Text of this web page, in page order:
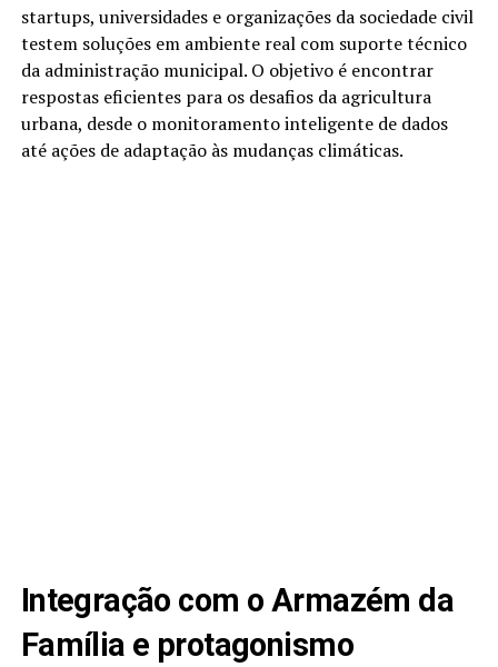
startups, universidades e organizações da sociedade civil
testem soluções em ambiente real com suporte técnico
da administração municipal. O objetivo é encontrar
respostas eficientes para os desafios da agricultura
urbana, desde o monitoramento inteligente de dados
até ações de adaptação às mudanças climáticas.
Integração com o Armazém da
Família e protagonismo